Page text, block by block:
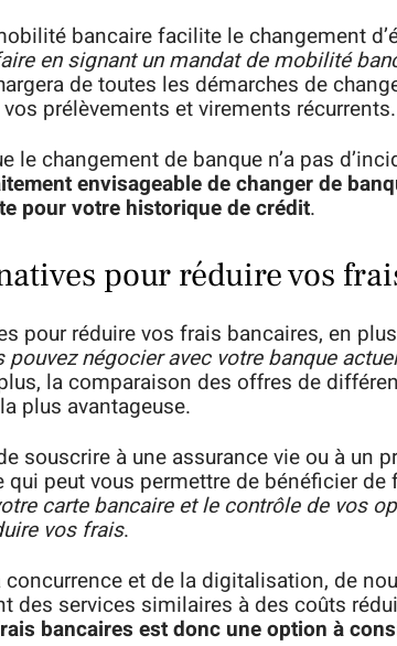
bancaire facilite le changement
en signant un mandat de mobilité
de toutes les démarches de
prélèvements et virements récurrents.
le changement de banque n’a pas
envisageable de changer de
pour votre historique de crédit.
pour réduire vos
pour réduire vos frais bancaires, en
pouvez négocier avec votre banque
la comparaison des offres de
plus avantageuse.
souscrire à une assurance vie ou à un
qui peut vous permettre de bénéficier de
carte bancaire et le contrôle de vos
vos frais.
concurrence et de la digitalisation, de
des services similaires à des coûts
bancaires est donc une option à